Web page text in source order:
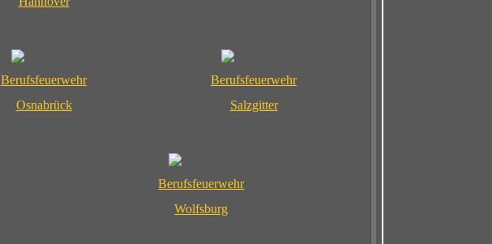
Berufsfeuerwehr
Osnabrück
Berufsfeuerwehr
Salzgitter
Berufsfeuerwehr
Wolfsburg